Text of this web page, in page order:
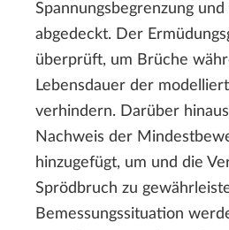
Spannungsbegrenzung
abgedeckt. Der
überprüft, um Brüche
Lebensdauer der
verhindern. Darüber
Nachweis der
hinzugefügt, um und die
Sprödbruch zu
Bemessungssituation